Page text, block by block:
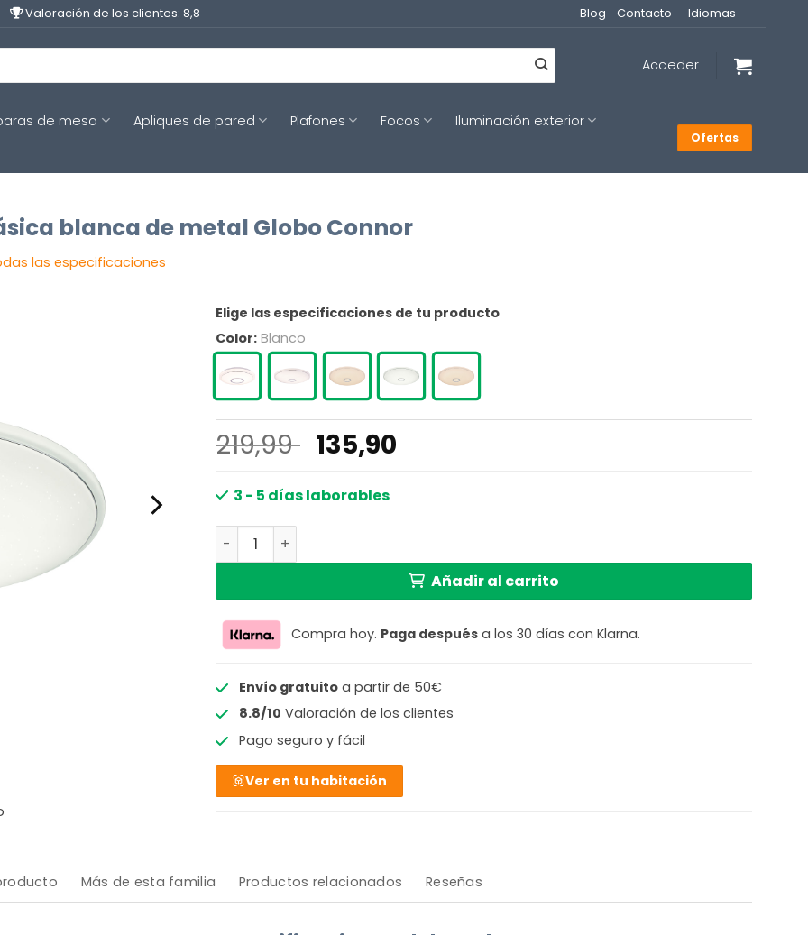
Valoración de los clientes: 8,8 Blog Contacto Idiomas
Acceder
de mesa Apliques de pared Plafones Focos
Iluminación exterior
Ofertas
blanca de metal Globo Connor
las especificaciones
Elige las especificaciones de tu producto
Color: Blanco
219,99 El
precio
original
135,90
3 - 5 días laborables
Lámpara de techo redonda clásica blanca de metal Globo Connor cantidad
Añadir al carrito
Compra hoy. Paga después a los 30 días con Klarna.
Envío gratuitoa partir de 50€
8.8/10 Valoración de los clientes
Pago seguro y fácil
Ver en tu habitación
Más de esta familia Productos relacionados Reseñas